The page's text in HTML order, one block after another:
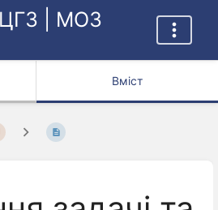
ЦГЗ | МОЗ
Вміст